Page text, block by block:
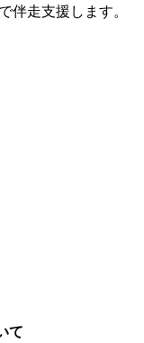
伴走支援します。
て